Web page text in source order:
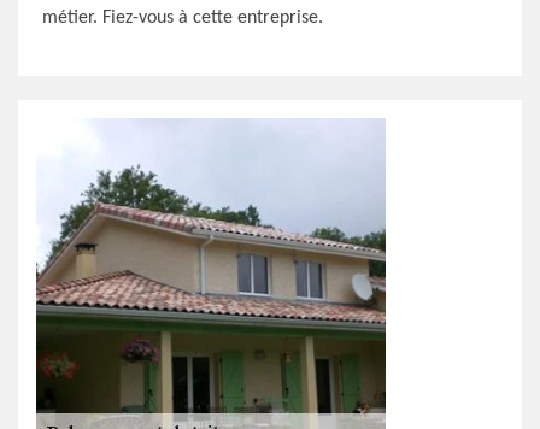
métier. Fiez-vous à cette entreprise.